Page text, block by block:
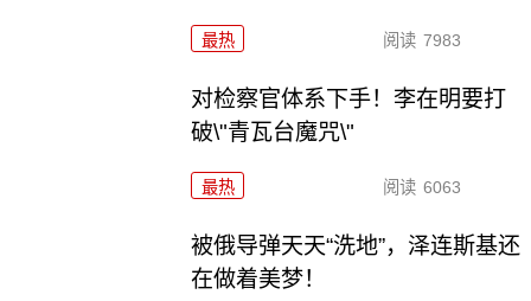
最热 阅读 7983
对检察官体系下手！李在明要打
破\"青瓦台魔咒\"
最热 阅读 6063
被俄导弹天天“洗地”，泽连斯基还
在做着美梦！